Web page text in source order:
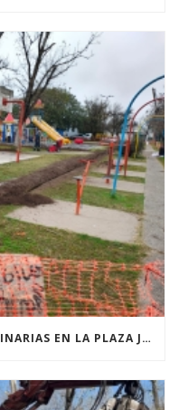
RENOVACIÓN TOTAL DE LUMINARIAS EN LA PLAZA JOSÉ PEDRONI DE SAN SEBASTIÁN.